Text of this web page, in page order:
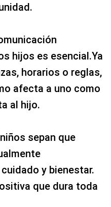
hijos es esencial.Ya
horarios o reglas,
afecta a uno como
al hijo.
sepan que
y bienestar.
que dura toda